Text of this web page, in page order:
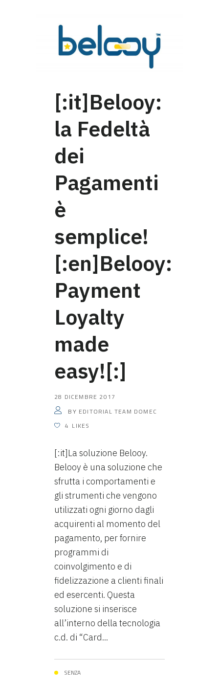
[:it]Belooy:
la Fedeltà
dei
Pagamenti
è
semplice!
[:en]Belooy:
Payment
Loyalty
made
easy![:]
28 DICEMBRE 2017
BY EDITORIAL TEAM DOMEC
4 LIKES
[:it]La soluzione Belooy.
Belooy è una soluzione che
sfrutta i comportamenti e
gli strumenti che vengono
utilizzati ogni giorno dagli
acquirenti al momento del
pagamento, per fornire
programmi di
coinvolgimento e di
fidelizzazione a clienti finali
ed esercenti. Questa
soluzione si inserisce
all’interno della tecnologia
c.d. di “Card...
SENZA